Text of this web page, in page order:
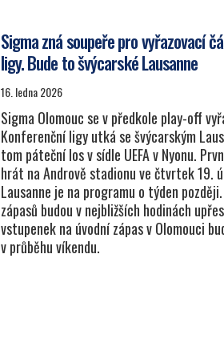
Sigma zná soupeře pro vyřazovací
ligy. Bude to švýcarské Lausanne
16. ledna 2026
Sigma Olomouc se v předkole play-off
Konferenční ligy utká se švýcarským
tom páteční los v sídle UEFA v Nyonu.
hrát na Andrově stadionu ve čtvrtek 19.
Lausanne je na programu o týden
zápasů budou v nejbližších hodinách
vstupenek na úvodní zápas v Olomouci
v průběhu víkendu.